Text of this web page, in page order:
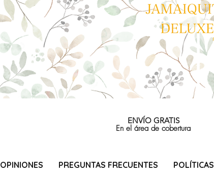
ENVÍO GRATIS
En el área de cobertura
OPINIONES PREGUNTAS FRECUENTES POLÍTICAS